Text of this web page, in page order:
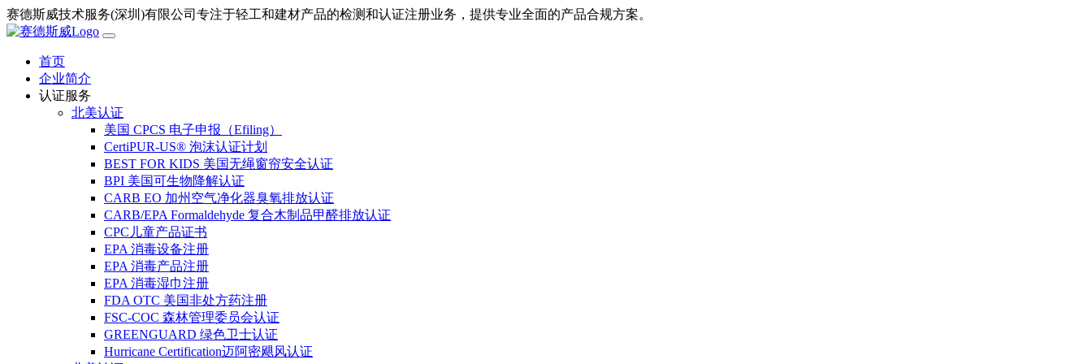
赛德斯威技术服务(深圳)有限公司专注于轻工和建材产品的检测和认证注册业务，提供专业全面的产品合规方案。
首页
企业简介
认证服务
北美认证
美国 CPCS 电子申报（Efiling）
CertiPUR-US® 泡沫认证计划
BEST FOR KIDS 美国无绳窗帘安全认证
BPI 美国可生物降解认证
CARB EO 加州空气净化器臭氧排放认证
CARB/EPA Formaldehyde 复合木制品甲醛排放认证
CPC儿童产品证书
EPA 消毒设备注册
EPA 消毒产品注册
EPA 消毒湿巾注册
FDA OTC 美国非处方药注册
FSC-COC 森林管理委员会认证
GREENGUARD 绿色卫士认证
Hurricane Certification迈阿密飓风认证